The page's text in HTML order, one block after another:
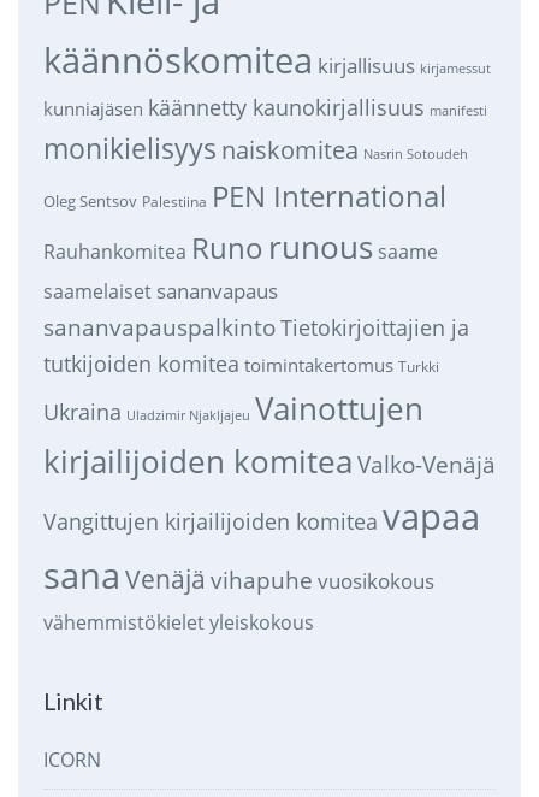
käännöskomitea kirjallisuus kirjamessut
kunniajäsen käännetty kaunokirjallisuus manifesti
monikielisyys naiskomitea Nasrin Sotoudeh
Oleg Sentsov Palestiina PEN International
Rauhankomitea Runo runous saame
saamelaiset sananvapaus
sananvapauspalkintoTietokirjoittajien ja
tutkijoiden komitea toimintakertomus Turkki
Ukraina Uladzimir Njakljajeu Vainottujen
kirjailijoiden komitea Valko-Venäjä
Vangittujen kirjailijoiden komitea vapaa
sana Venäjä vihapuhe vuosikokous
vähemmistökieletyleiskokous
Linkit
ICORN